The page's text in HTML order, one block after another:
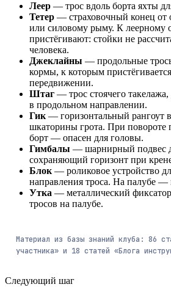
Леер — трос вдоль борта яхты
Тетер — страховочный конец от
или силовому рыму. К леерному
пристёгивают: стойки не
человека.
Джеклайны — продольные
кормы, к которым
передвижении.
Штаг — трос стоячего
в продольном направлении.
Гик— горизонтальный рангоут
шкаторины грота. При повороте
борт — опасен для головы.
Гимбалы — шарнирный подвес
сохраняющий горизонт при
Блок— роликовое устройство
направления троса. На палубе —
Утка — металлический
тросов на палубе.
Материал из базы знаний клуба: 86
участника» и 18 статей «Блога
Следующий шаг